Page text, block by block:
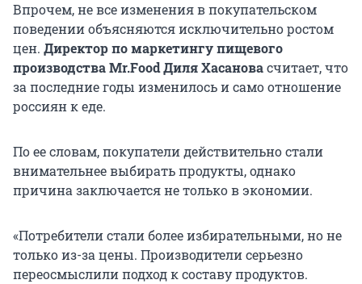
Впрочем, не все изменения в покупательском
поведении объясняются исключительно ростом
цен. Директор по маркетингу пищевого
производства Mr.Food Диля Хасановасчитает, что
за последние годы изменилось и само отношение
россиян к еде.
По ее словам, покупатели действительно стали
внимательнее выбирать продукты, однако
причина заключается не только в экономии.
«Потребители стали более избирательными, но не
только из-за цены. Производители серьезно
переосмыслили подход к составу продуктов.